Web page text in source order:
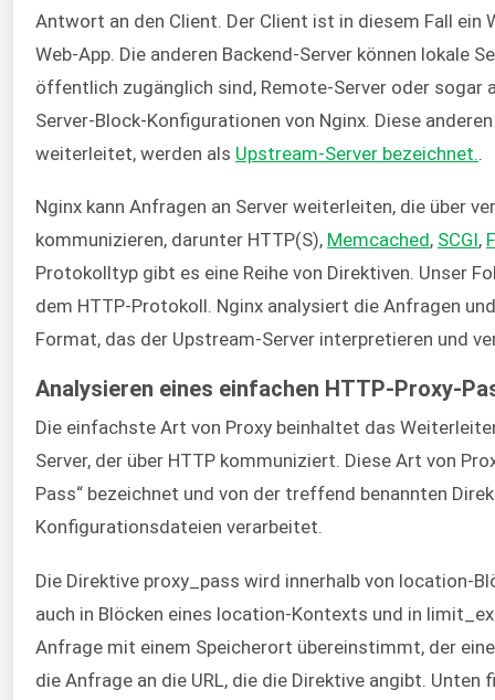
Antwort an den Client. Der Client ist in diesem Fall ein
Web-App. Die anderen Backend-Server können lokale
öffentlich zugänglich sind, Remote-Server oder sogar
Server-Block-Konfigurationen von Nginx. Diese
weiterleitet, werden als Upstream-Server bezeichnet.
Nginx kann Anfragen an Server weiterleiten, die über
kommunizieren, darunter HTTP(S), Memcached, SCGI,
Protokolltyp gibt es eine Reihe von Direktiven. Unser
dem HTTP-Protokoll. Nginx analysiert die Anfragen
Format, das der Upstream-Server interpretieren und
Analysieren eines einfachen HTTP-Proxy-
Die einfachste Art von Proxy beinhaltet das
Server, der über HTTP kommuniziert. Diese Art von
Pass“ bezeichnet und von der treffend benannten
Konfigurationsdateien verarbeitet.
Die Direktive proxy_pass wird innerhalb von location-
auch in Blöcken eines location-Kontexts und in
Anfrage mit einem Speicherort übereinstimmt, der
die Anfrage an die URL, die die Direktive angibt. Unten